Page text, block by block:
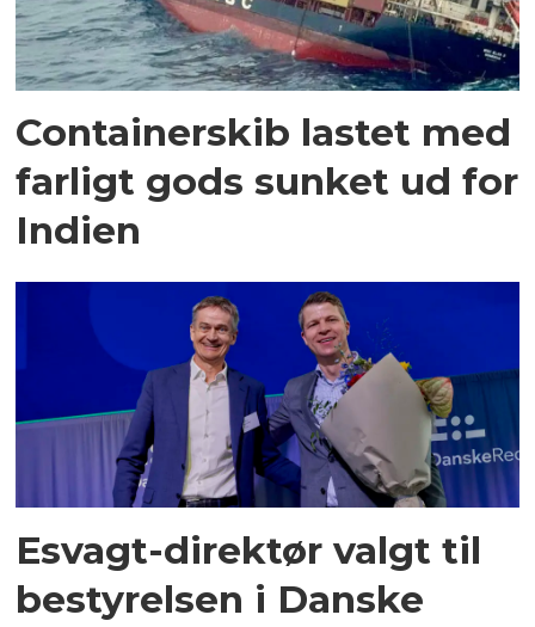
Containerskib lastet med
farligt gods sunket ud for
Indien
Esvagt-direktør valgt til
bestyrelsen i Danske